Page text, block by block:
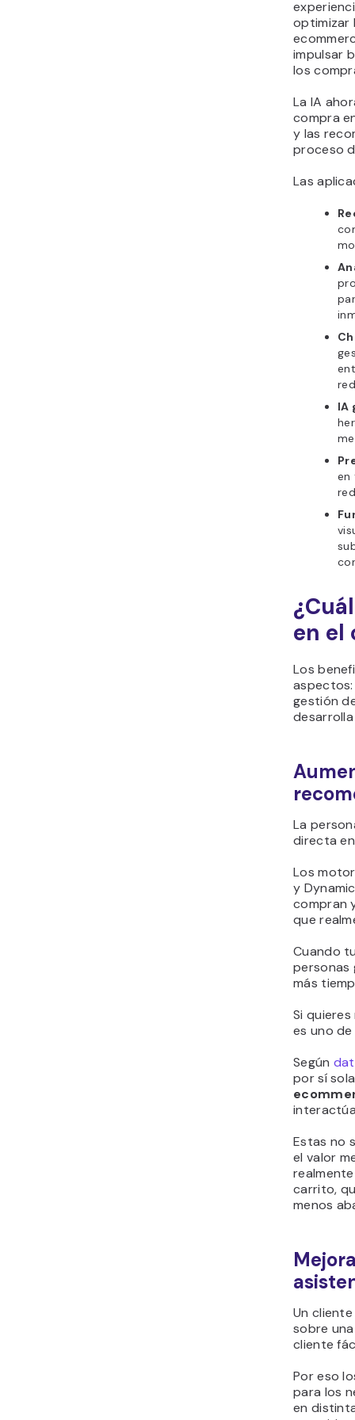
optimizar
impulsar
los
La IA
compra
y las
proceso
Las
IA
en
en el
Los
gestión
La
directa
Los
y
compran
que
Cuando
personas
más
Si
es uno
Según
por sí
Estas no
el valor
carrito,
menos
Un
sobre
cliente
Por eso
para los
en